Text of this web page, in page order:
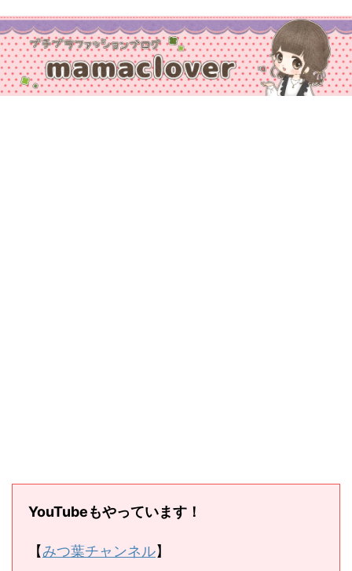
YouTubeもやっています！
【みつ葉チャンネル】